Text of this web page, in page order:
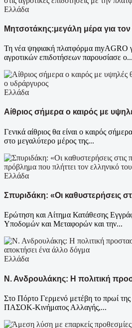
Ελλάδα
Μητσοτάκης:μεγάλη μέρα για
Τη νέα ψηφιακή πλατφόρμα myAGRO
αγροτικών επιδοτήσεων παρουσίασε ο...
Ελλάδα
Αίθριος σήμερα ο καιρός με
Γενικά αίθριος θα είναι ο καιρός
στο μεγαλύτερο μέρος της...
Ελλάδα
Σπυριδάκη: «Οι καθυστερήσεις
Ερώτηση και Αίτημα Κατάθεσης
Υποδομών και Μεταφορών και την...
Ελλάδα
Ν. Ανδρουλάκης: Η πολιτική
Στο Πόρτο Γερμενό μετέβη το πρωί
ΠΑΣΟΚ-Κινήματος Αλλαγής,...